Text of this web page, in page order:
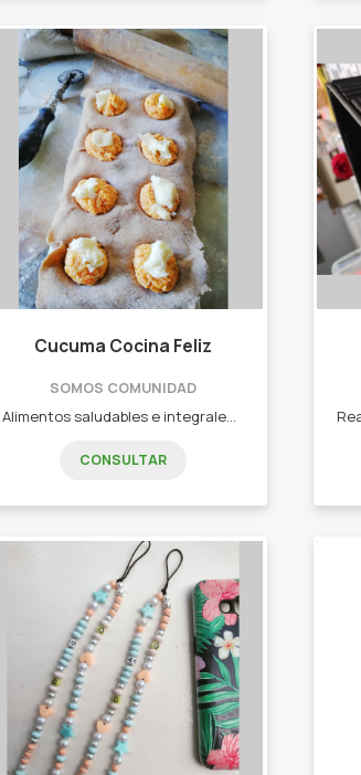
Cucuma Cocina Feliz
SOMOS COMUNIDAD
Alimentos saludables e integrales. - Panificados. - Budines. - Viandas saludables
CONSULTAR